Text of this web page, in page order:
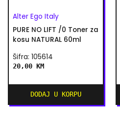
Alter Ego Italy
PURE NO LIFT /0 Toner za
kosu NATURAL 60ml
Šifra: 105614
20,00 KM
DODAJ U KORPU